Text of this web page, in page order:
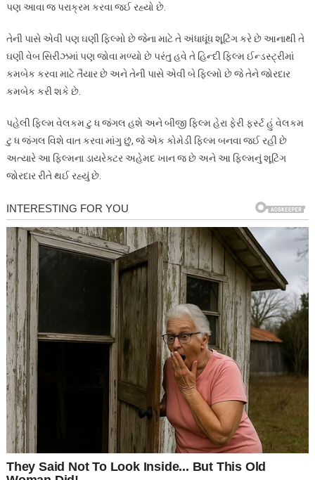
પણ આવા જ પરાક્રમ કરવા જઈ રહ્યો છે.
તેની પાસે એવી પણ ઘણી ફિલ્મો છે જેના માટે તે અંધાધૂંધ શૂટિંગ કરે છે આનાથી તે
ઘણી વેબ સિરીઝમાં પણ જોવા મળ્યો છે પરંતુ હવે તે હિન્દી ફિલ્મ ઈન્ડસ્ટ્રીમાં
કમબેક કરવા માટે તૈયાર છે અને તેની પાસે એવી બે ફિલ્મો છે જે તેને જોરદાર
કમબેક કરી શકે છે.
પહેલી ફિલ્મ વેલકમ ટુ ધ જંગલ હશે અને બીજી ફિલ્મ હેરા ફેરી ફર્સ્ટ હું વેલકમ
ટુ ધ જંગલ વિશે વાત કરવા માંગુ છું, જે એક કોમેડી ફિલ્મ બનવા જઈ રહી છે
અત્યારે આ ફિલ્મના ડાયરેક્ટર અહેમદ ખાન જ છે અને આ ફિલ્મનું શૂટિંગ
જોરદાર રીતે થઈ રહ્યું છે.